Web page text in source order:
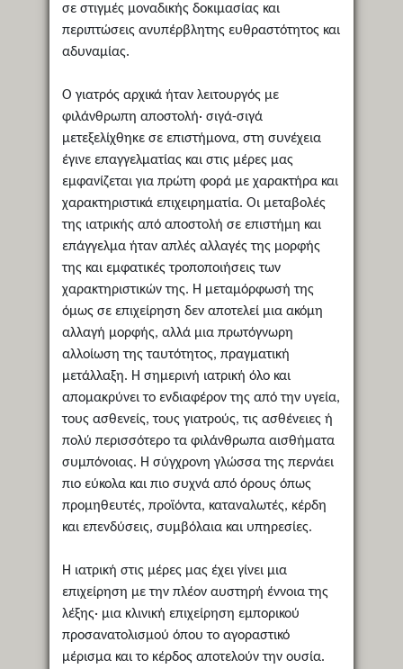
σε στιγμές μοναδικής δοκιμασίας και
περιπτώσεις ανυπέρβλητης ευθραστότητος και
αδυναμίας.
Ο γιατρός αρχικά ήταν λειτουργός με
φιλάνθρωπη αποστολή· σιγά-σιγά
μετεξελίχθηκε σε επιστήμονα, στη συνέχεια
έγινε επαγγελματίας και στις μέρες μας
εμφανίζεται για πρώτη φορά με χαρακτήρα και
χαρακτηριστικά επιχειρηματία. Οι μεταβολές
της ιατρικής από αποστολή σε επιστήμη και
επάγγελμα ήταν απλές αλλαγές της μορφής
της και εμφατικές τροποποιήσεις των
χαρακτηριστικών της. Η μεταμόρφωσή της
όμως σε επιχείρηση δεν αποτελεί μια ακόμη
αλλαγή μορφής, αλλά μια πρωτόγνωρη
αλλοίωση της ταυτότητος, πραγματική
μετάλλαξη. Η σημερινή ιατρική όλο και
απομακρύνει το ενδιαφέρον της από την υγεία,
τους ασθενείς, τους γιατρούς, τις ασθένειες ή
πολύ περισσότερο τα φιλάνθρωπα αισθήματα
συμπόνοιας. Η σύγχρονη γλώσσα της περνάει
πιο εύκολα και πιο συχνά από όρους όπως
προμηθευτές, προϊόντα, καταναλωτές, κέρδη
και επενδύσεις, συμβόλαια και υπηρεσίες.
Η ιατρική στις μέρες μας έχει γίνει μια
επιχείρηση με την πλέον αυστηρή έννοια της
λέξης· μια κλινική επιχείρηση εμπορικού
προσανατολισμού όπου το αγοραστικό
μέρισμα και το κέρδος αποτελούν την ουσία.